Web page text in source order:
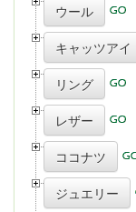
ウール
キャッツアイ
リング
レザー
ココナツ
ジュエリー